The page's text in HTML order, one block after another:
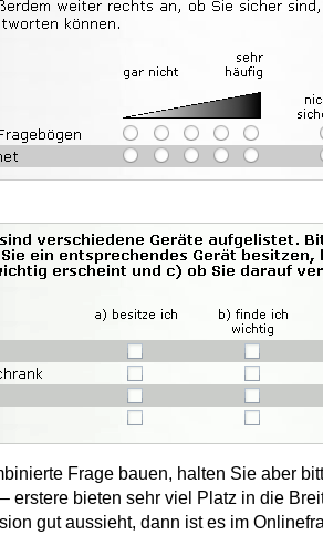
Frage bauen, halten Sie aber
erstere bieten sehr viel Platz in die
gut aussieht, dann ist es im